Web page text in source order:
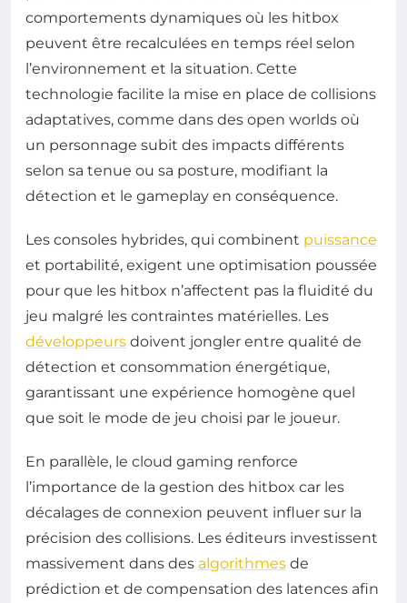
comportements dynamiques où les hitbox
peuvent être recalculées en temps réel selon
l’environnement et la situation. Cette
technologie facilite la mise en place de collisions
adaptatives, comme dans des open worlds où
un personnage subit des impacts différents
selon sa tenue ou sa posture, modifiant la
détection et le gameplay en conséquence.
Les consoles hybrides, qui combinent puissance
et portabilité, exigent une optimisation poussée
pour que les hitbox n’affectent pas la fluidité du
jeu malgré les contraintes matérielles. Les
développeurs doivent jongler entre qualité de
détection et consommation énergétique,
garantissant une expérience homogène quel
que soit le mode de jeu choisi par le joueur.
En parallèle, le cloud gaming renforce
l’importance de la gestion des hitbox car les
décalages de connexion peuvent influer sur la
précision des collisions. Les éditeurs investissent
massivement dans des algorithmes de
prédiction et de compensation des latences afin